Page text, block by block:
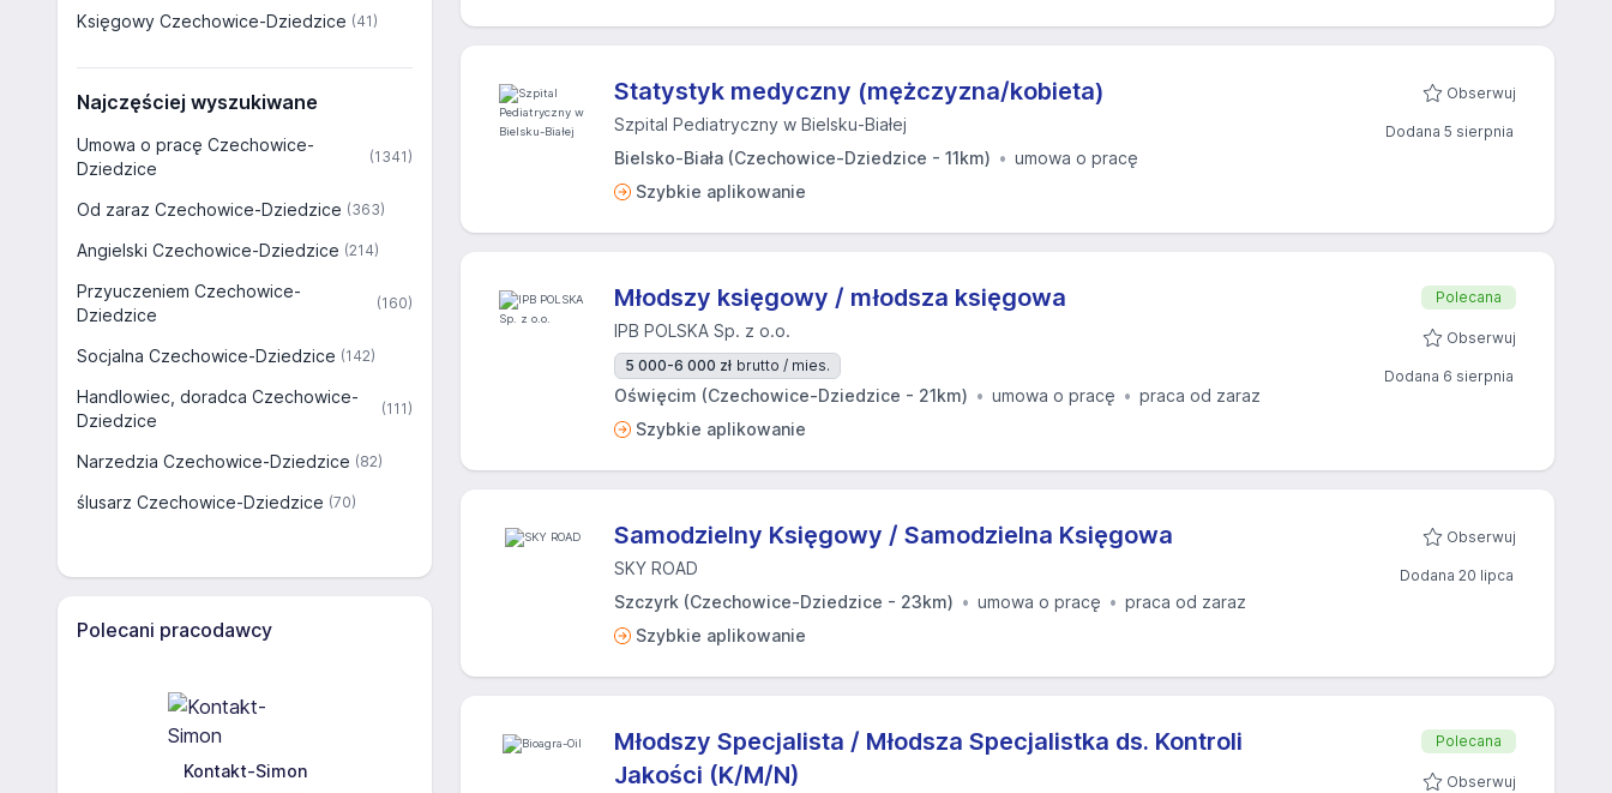
Księgowy Czechowice-Dziedzice (41)
Najczęściej wyszukiwane
Umowa o pracę Czechowice-
Dziedzice
(1341)
Od zaraz Czechowice-Dziedzice (363)
Angielski Czechowice-Dziedzice (214)
Przyuczeniem Czechowice-
Dziedzice
(160)
Socjalna Czechowice-Dziedzice (142)
Handlowiec, doradca Czechowice-
Dziedzice
(111)
Narzedzia Czechowice-Dziedzice (82)
ślusarz Czechowice-Dziedzice (70)
Polecani pracodawcy
Kontakt-Simon
Statystyk medyczny (mężczyzna/kobieta)
Szpital Pediatryczny w Bielsku-Białej
Bielsko-Biała (Czechowice-Dziedzice - 11km)
umowa o pracę
Szybkie aplikowanie
Obserwuj
Dodana 5 sierpnia
Młodszy księgowy / młodsza księgowa
IPB POLSKA Sp. z o.o.
5 000-6 000 zł brutto / mies.
Oświęcim (Czechowice-Dziedzice - 21km) umowa o pracę
praca od zaraz
Szybkie aplikowanie
Polecana
Obserwuj
Dodana 6 sierpnia
Samodzielny Księgowy / Samodzielna Księgowa
SKY ROAD
Szczyrk (Czechowice-Dziedzice - 23km)
umowa o pracę
praca od zaraz
Szybkie aplikowanie
Obserwuj
Dodana 20 lipca
Młodszy Specjalista / Młodsza Specjalistka ds. Kontroli
Jakości (K/M/N)
Polecana
Obserwuj